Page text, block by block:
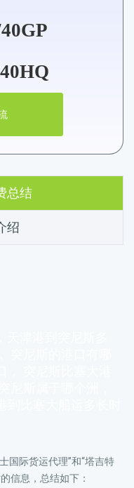
总结
绍
国际货运代理”和“塔吉特
信息，总结如下：